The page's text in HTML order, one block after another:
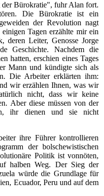
der Bürokratie", fuhr Alan fort.
Die Bürokratie ist ein
der Revolution nagt
Tagen erzählte mir ein
deren Leiter, Genosse Jorge
Geschichte. Nachdem die
hatten, erschien eines Tages
Mann und kündigte sich als
Die Arbeiter erklärten ihm:
wir erzählen Ihnen, was wir
nicht, dass wir keine
Aber diese müssen von der
ihr dienen und sie nicht
ihre Führer kontrollieren
der bolschewistischen
Politik ist vonnöten,
halben Weg. Der Sieg der
würde die Grundlage für
Ecuador, Peru und auf dem